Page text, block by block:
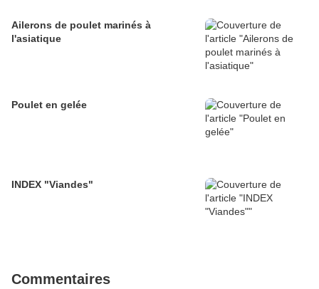
Ailerons de poulet marinés à
l'asiatique
Poulet en gelée
INDEX "Viandes"
Commentaires